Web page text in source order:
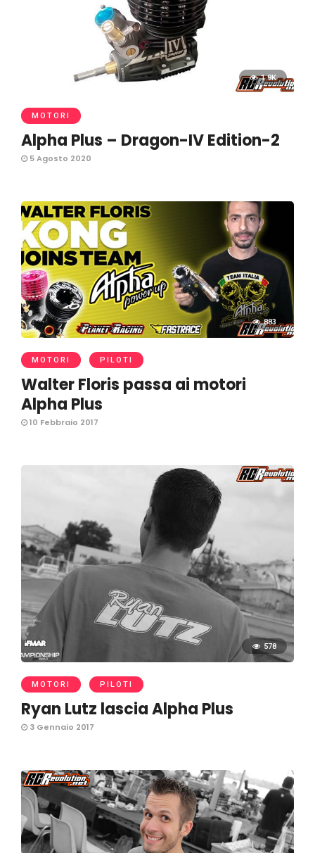
1.9K
MOTORI
Alpha Plus – Dragon-IV Edition-2
5 Agosto 2020
883
MOTORI PILOTI
Walter Floris passa ai motori
Alpha Plus
10 Febbraio 2017
578
MOTORI PILOTI
Ryan Lutz lascia Alpha Plus
3 Gennaio 2017